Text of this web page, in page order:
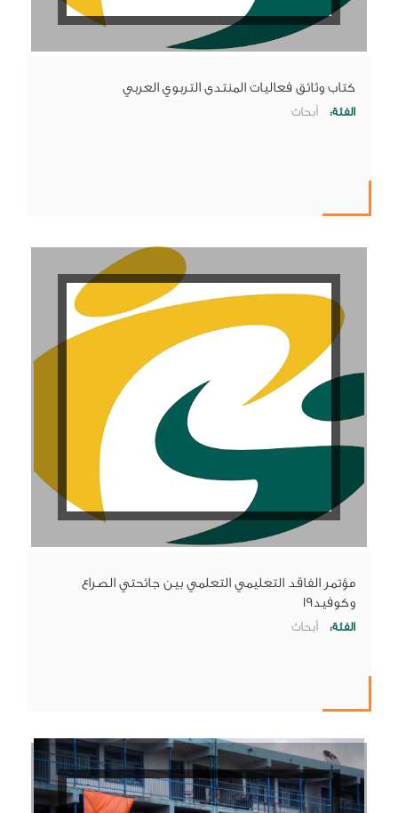
كتاب وثائق فعاليات المنتدى التربوي العربي
الفئة: أبحاث
مؤتمر الفاقد التعليمي التعلمي بين جائحتي الصراع
وكوفيد19
الفئة: أبحاث